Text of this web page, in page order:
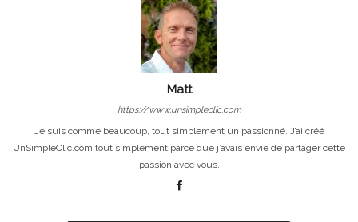
Matt
https://www.unsimpleclic.com
Je suis comme beaucoup, tout simplement un passionné. J’ai créé
UnSimpleClic.com tout simplement parce que j’avais envie de partager cette
passion avec vous.